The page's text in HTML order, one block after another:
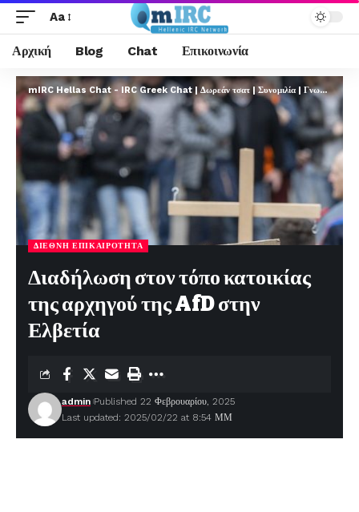
Aa
Αρχική Blog Chat Επικοινωνία
mIRC Hellas Chat - IRC Greek Chat | Δωρεάν τσατ | Συνομιλία | Γνωριμίες | FREE
ΔΙΕΘΝΉ ΕΠΙΚΑΙΡΌΤΗΤΑ
Διαδήλωση στον τόπο κατοικίας
της αρχηγού της AfD στην
Ελβετία
Last updated: 2025/02/22 at 8:54 ΜΜ
admin Published 22 Φεβρουαρίου, 2025